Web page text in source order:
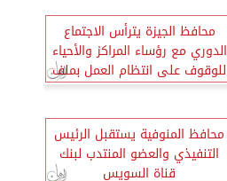
محافظ الجيزة يترأس الاجتماع
الدوري مع رؤساء المراكز والأحياء
للوقوف على انتظام العمل بملف
التصالح
محافظ المنوفية يستقبل الرئيس
التنفيذي والعضو المنتدب لبنك
قناة السويس